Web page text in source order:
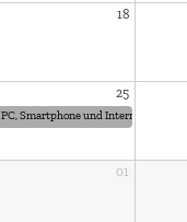
18
25
01
PC, Smartphone und Internet Beratung